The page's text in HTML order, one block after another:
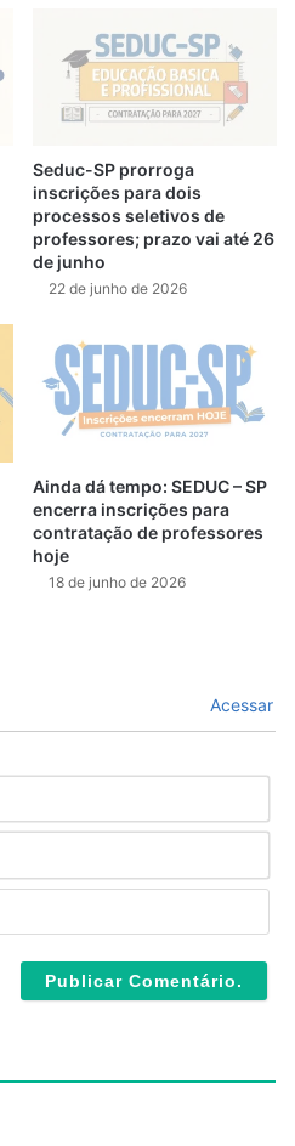
Seduc-SP prorroga
inscrições para dois
processos seletivos de
professores; prazo vai até 26
de junho
22 de junho de 2026
Ainda dá tempo: SEDUC – SP
encerra inscrições para
contratação de professores
hoje
18 de junho de 2026
Acessar
m
*a
l